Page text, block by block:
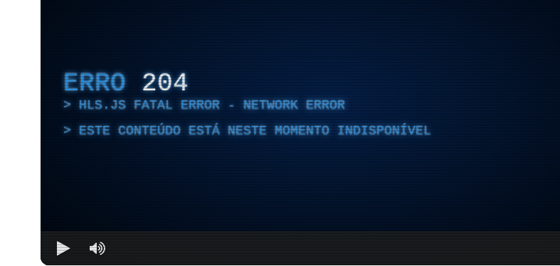
ERRO 204
HLS.JS FATAL ERROR - NETWORK ERROR
ESTE CONTEÚDO ESTÁ NESTE MOMENTO INDISPONÍVEL